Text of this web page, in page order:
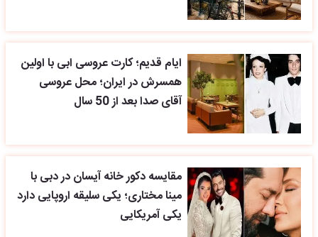
ایام قدیم؛ کارت عروسی ابی با اولین
همسرش در ایران؛ محل عروسی
آقای صدا بعد از 50 سال
مقایسه دکور خانه آیسان در دبی با
مینا مختاری؛ یکی سلیقه اروپایی دارد
یکی آمریکایی